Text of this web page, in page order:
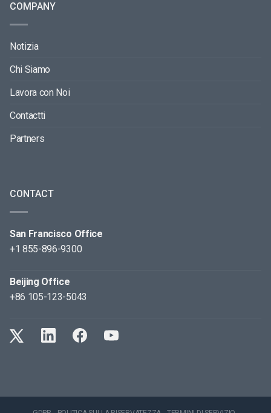
COMPANY
Notizia
Chi Siamo
Lavora con Noi
Contactti
Partners
CONTACT
San Francisco Office
+1 855-896-9300
Beijing Office
+86 105-123-5043